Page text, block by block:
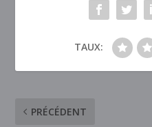
TAUX:
PRÉCÉDENT